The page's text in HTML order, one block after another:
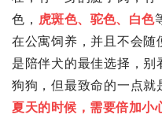
色， 虎斑色、驼色、白色
在公寓饲养，并且不会随
是陪伴犬的最佳选择，
狗狗，但最致命的一点就
夏天的时候，需要倍加小